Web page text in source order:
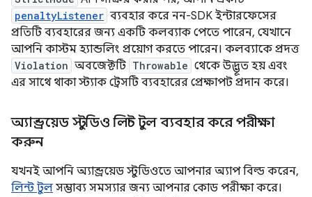
penaltyListener ব্যবহার করে নন-SDK ইন্টারফেসের
প্রতিটি ব্যবহারের জন্য একটি কলব্যাক পেতে পারেন, যেখানে
আপনি কাস্টম হ্যান্ডলিং প্রয়োগ করতে পারেন। কলব্যাকে প্রদত্ত
Violation অবজেক্টটি Throwable থেকে উদ্ভূত হয় এবং
এর সাথে থাকা স্ট্যাক ট্রেসটি ব্যবহারের প্রেক্ষাপট প্রদান করে।
অ্যান্ড্রয়েড স্টুডিও লিন্ট টুল ব্যবহার করে পরীক্ষা
করুন
যখনই আপনি অ্যান্ড্রয়েড স্টুডিওতে আপনার অ্যাপ বিল্ড করেন,
লিন্ট টুল সম্ভাব্য সমস্যার জন্য আপনার কোড পরীক্ষা করে।